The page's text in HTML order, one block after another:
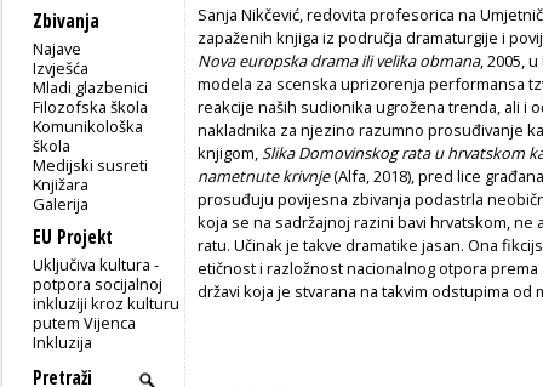
Zbivanja
Najave
Izvješća
Mladi glazbenici
Filozofska škola
Komunikološka
škola
Medijski susreti
Knjižara
Galerija
EU Projekt
Uključiva kultura -
potpora socijalnoj
inkluziji kroz kulturu
putem Vijenca
Inkluzija
Sanja Nikčević, redovita profesorica na
zapaženih knjiga iz područja dramaturgije i
Nova europska drama ili velika obmana, 2005,
modela za scenska uprizorenja performansa
reakcije naših sudionika ugrožena trenda, ali i
nakladnika za njezino razumno prosuđivanje
knjigom, Slika Domovinskog rata u hrvatskom
nametnute krivnje(Alfa, 2018), pred lice
prosuđuju povijesna zbivanja podastrla
koja se na sadržajnoj razini bavi hrvatskom, ne
ratu. Učinak je takve dramatike jasan. Ona
etičnost i razložnost nacionalnog otpora
državi koja je stvarana na takvim odstupima od